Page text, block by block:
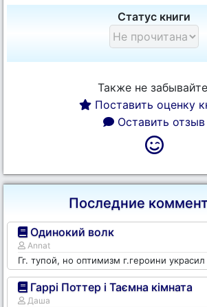
Статус книги
Также не
Поставить оценку
Оставить отзыв
Последние
Одинокий волк
Annat
Гг. тупой, но оптимизм г.героини
Гаррі Поттер і Таємна кімната
Даша